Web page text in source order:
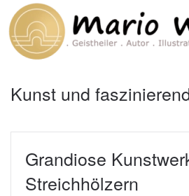
Zum Hauptinhalt springen
Kunst und
Grandiose
Streichhölzern